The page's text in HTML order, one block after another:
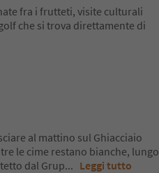
fra i frutteti, visite culturali
che si trova direttamente di
al mattino sul Ghiacciaio
le cime restano bianche, lungo
dal Grup... Leggi tutto